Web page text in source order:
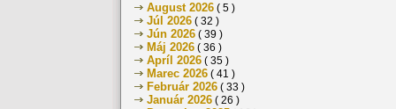
August 2026 ( 5 )
Júl 2026 ( 32 )
Jún 2026 ( 39 )
Máj 2026 ( 36 )
Apríl 2026 ( 35 )
Marec 2026 ( 41 )
Február 2026 ( 33 )
Január 2026 ( 26 )